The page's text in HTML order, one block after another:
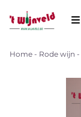
Home - Rode wijn -